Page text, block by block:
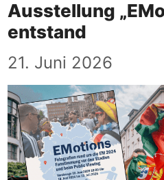
Ausstellung
entstand
21. Juni 2026